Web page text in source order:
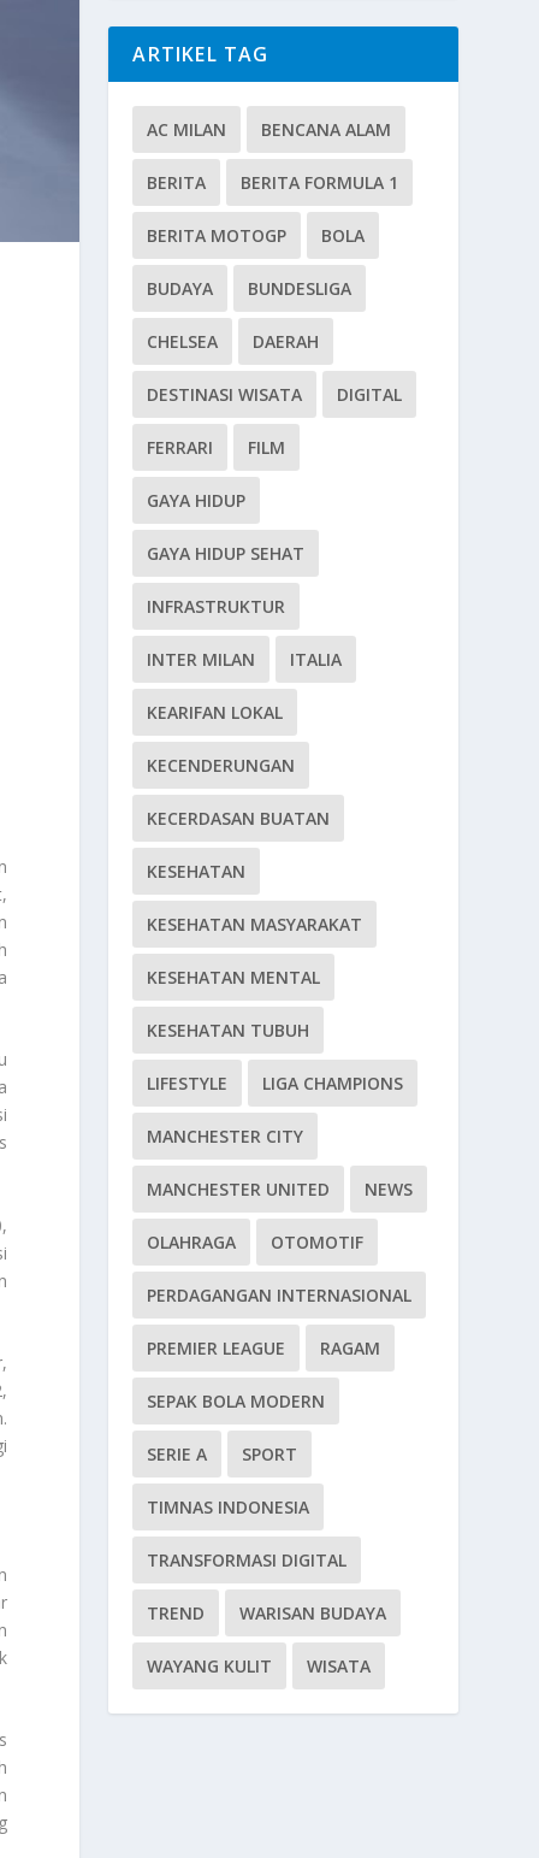
ARTIKEL TAG
AC MILAN BENCANA ALAM
BERITA BERITA FORMULA 1
BERITA MOTOGP BOLA
BUDAYA BUNDESLIGA
CHELSEA DAERAH
DESTINASI WISATA DIGITAL
FERRARI FILM
GAYA HIDUP
GAYA HIDUP SEHAT
INFRASTRUKTUR
INTER MILAN ITALIA
KEARIFAN LOKAL
KECENDERUNGAN
KECERDASAN BUATAN
KESEHATAN
KESEHATAN MASYARAKAT
KESEHATAN MENTAL
KESEHATAN TUBUH
LIFESTYLE LIGA CHAMPIONS
MANCHESTER CITY
MANCHESTER UNITED NEWS
OLAHRAGA OTOMOTIF
PERDAGANGAN INTERNASIONAL
PREMIER LEAGUE RAGAM
SEPAK BOLA MODERN
SERIE A SPORT
TIMNAS INDONESIA
TRANSFORMASI DIGITAL
TREND WARISAN BUDAYA
WAYANG KULIT WISATA